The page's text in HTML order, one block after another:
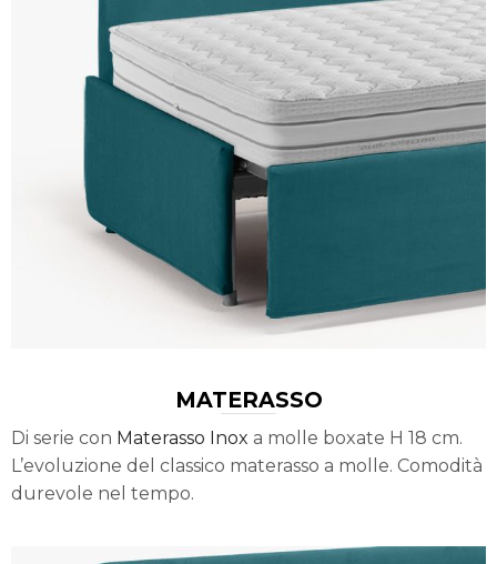
MATERASSO
Di serie con Materasso Inox a molle boxate H 18 cm.
L’evoluzione del classico materasso a molle. Comodità
durevole nel tempo.